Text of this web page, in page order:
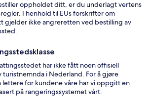
oppholdet ditt, er du underlagt vertens
I henhold til EUs forskrifter om
gjelder ikke angreretten ved bestilling av
har ikke fått noen offisiell
turistnemnda i Nederland. For å gjøre
for kundene våre har vi oppgitt en
på rangeringssystemet vårt.